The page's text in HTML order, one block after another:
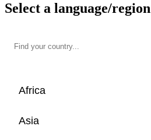
Select a language/region
Africa
Asia